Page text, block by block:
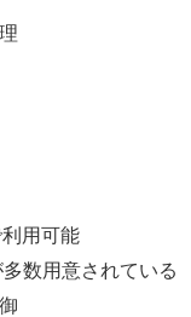
用可能
数用意されている